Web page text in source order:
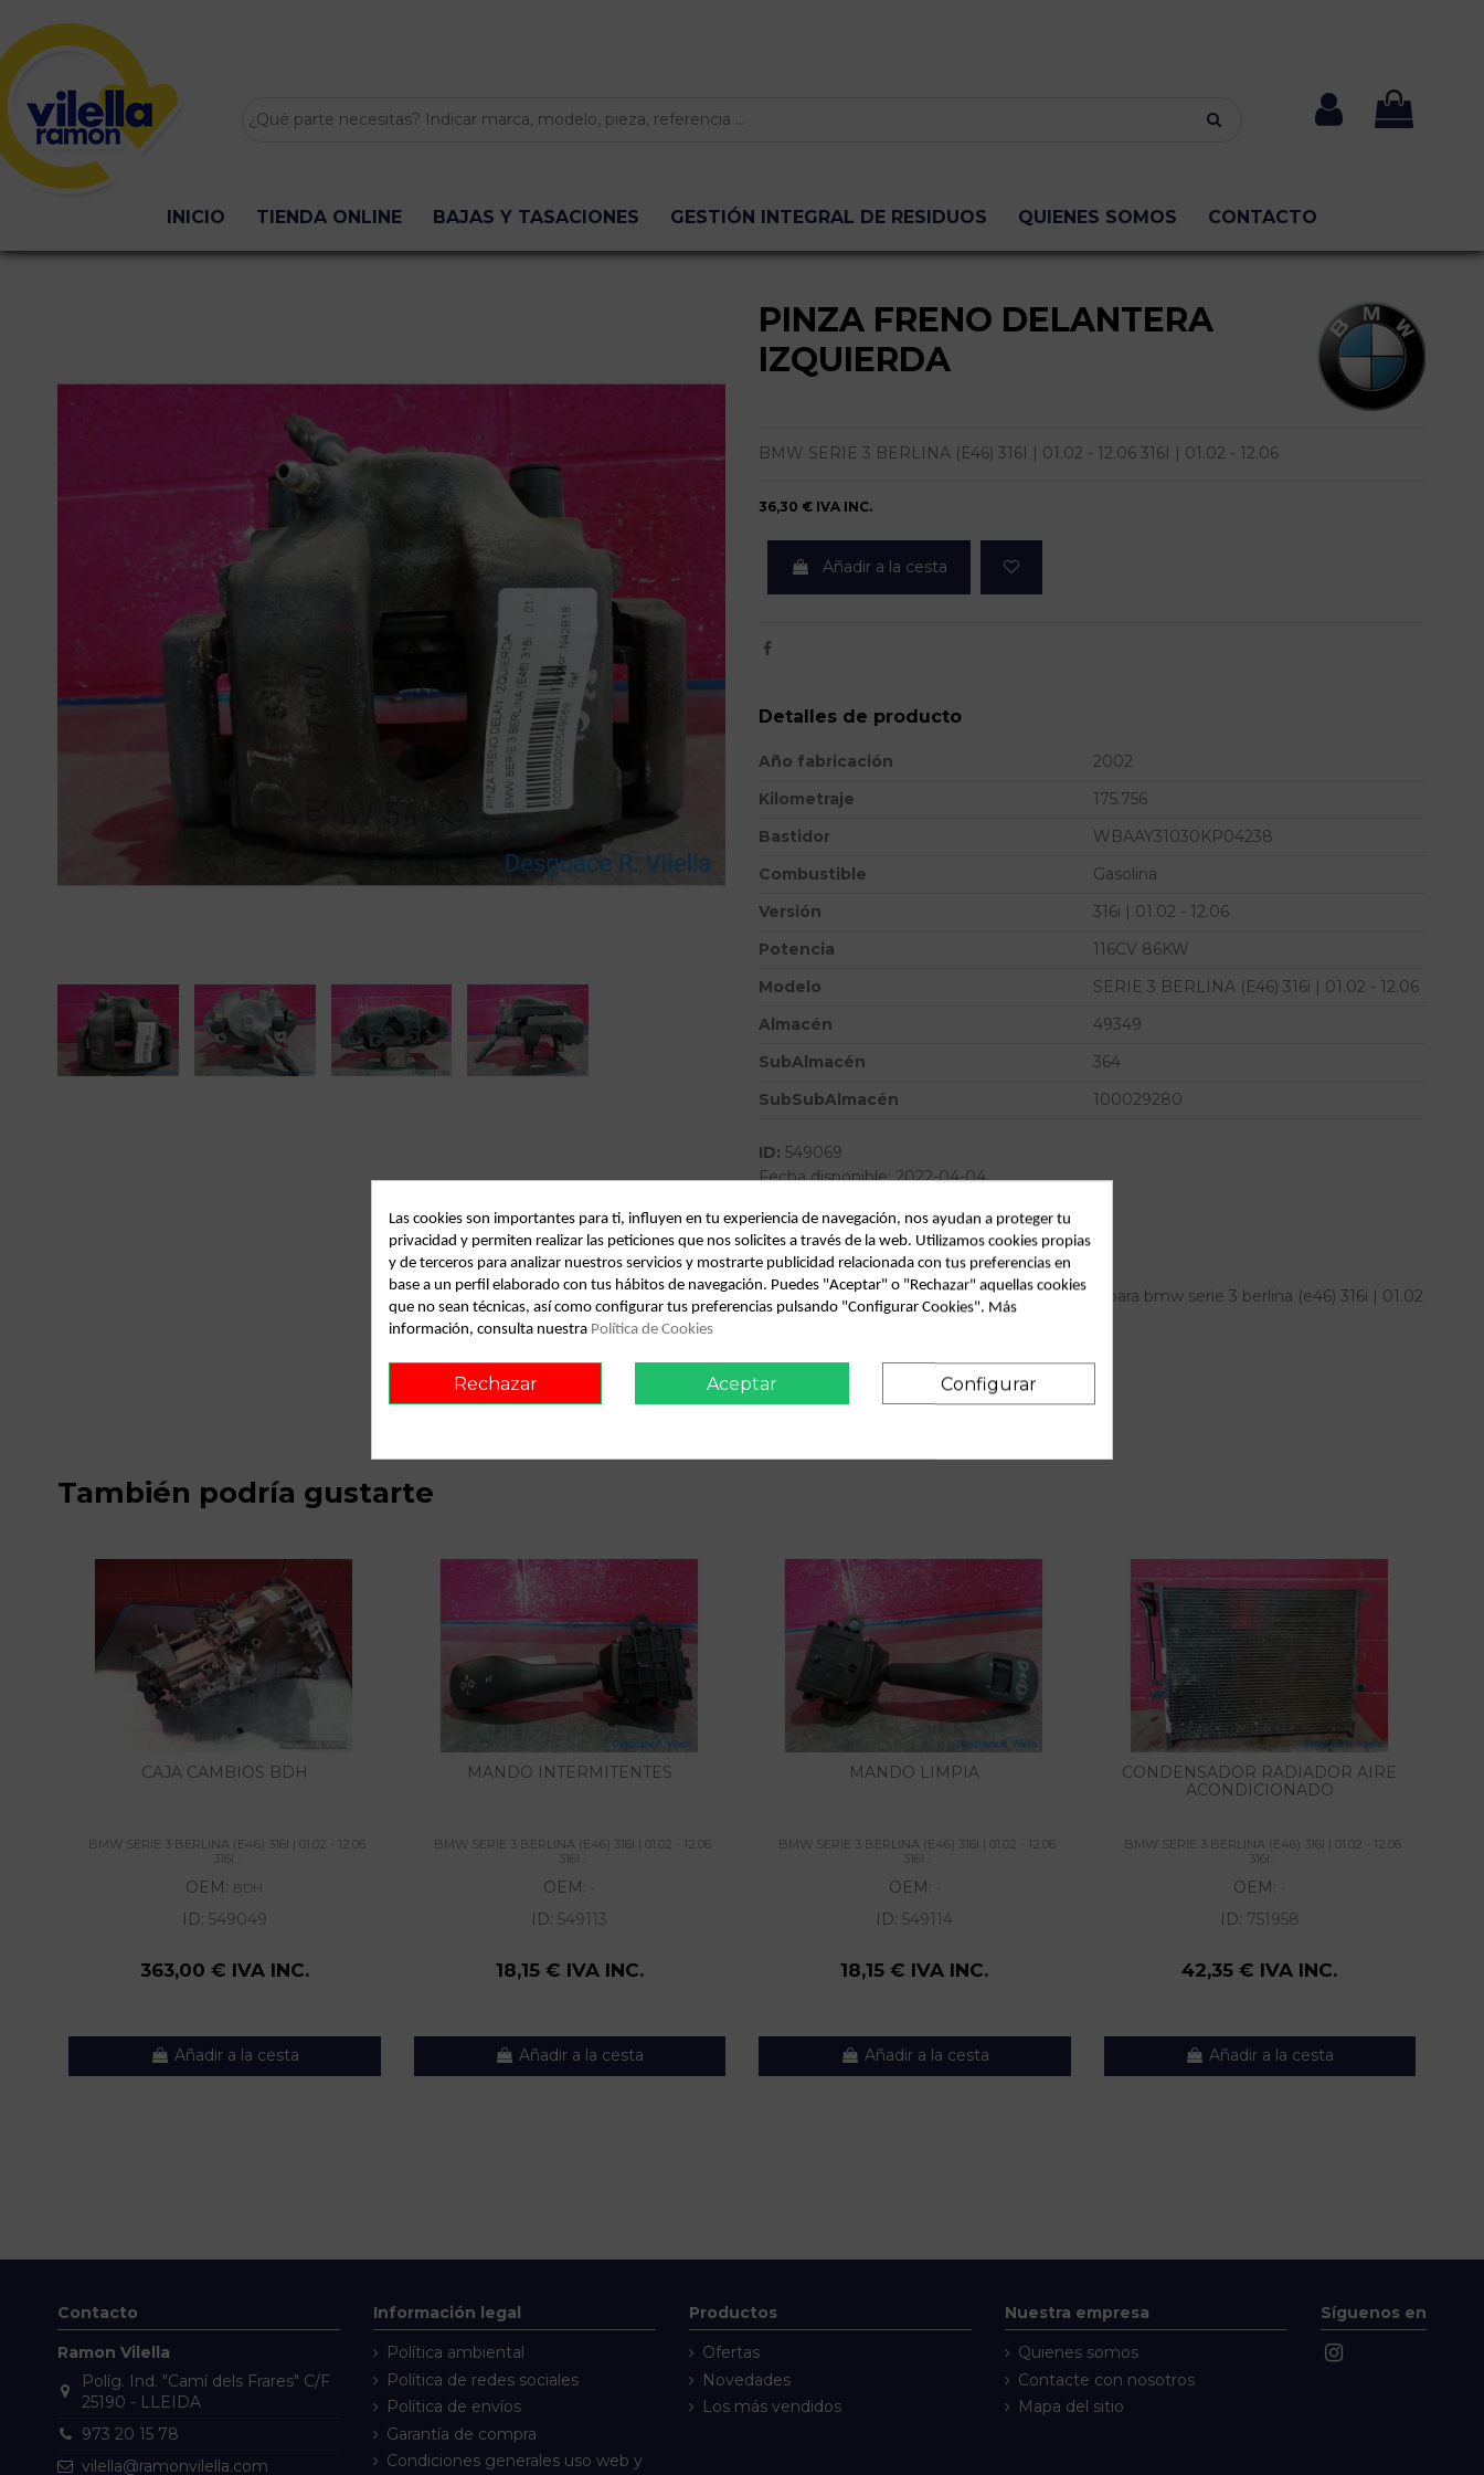
INICIO TIENDA ONLINE BAJAS Y TASACIONES GESTIÓN INTEGRAL DE RESIDUOS QUIENES SOMOS CONTACTO
PINZA FRENO DELANTERA
IZQUIERDA
BMW SERIE 3 BERLINA (E46) 316I | 01.02 - 12.06 316I | 01.02 - 12.06
36,30 € IVA INC.
Añadir a la cesta
Detalles de producto
Año fabricación
2002
Kilometraje
175.756
Bastidor
WBAAY31030KP04238
Combustible
Gasolina
Versión
316i | 01.02 - 12.06
Potencia
116CV 86KW
Modelo
SERIE 3 BERLINA (E46) 316i | 01.02 - 12.06
Almacén
49349
SubAlmacén
364
SubSubAlmacén
100029280
ID: 549069
Fecha disponible: 2022-04-04
Descripción
Recambio de pinza freno delantera izquierda para bmw serie 3 berlina (e46) 316i | 01.02
- 12.06 316i | 01.02 - 12.06 referencia OEM IAM
También podría gustarte
CAJA CAMBIOS BDH
BMW SERIE 3 BERLINA (E46) 316I | 01.02 - 12.06
316I...
OEM: BDH
ID: 549049
363,00 € IVA INC.
Añadir a la cesta
MANDO INTERMITENTES
BMW SERIE 3 BERLINA (E46) 316I | 01.02 - 12.06
316I...
OEM: -
ID:549113
18,15 € IVA INC.
Añadir a la cesta
MANDO LIMPIA
BMW SERIE 3 BERLINA (E46) 316I | 01.02 - 12.06
316I...
OEM: -
ID:549114
18,15 € IVA INC.
Añadir a la cesta
CONDENSADOR RADIADOR AIRE
ACONDICIONADO
BMW SERIE 3 BERLINA (E46) 316I | 01.02 - 12.06
316I...
OEM: -
ID: 751958
42,35 € IVA INC.
Añadir a la cesta
Contacto
Ramon Vilella
Políg. Ind. "Camí dels Frares" C/F
25190 - LLEIDA
973 20 15 78
vilella@ramonvilella.com
Información legal
Política ambiental
Política de redes sociales
Política de envíos
Garantía de compra
Condiciones generales uso web y
Productos
Ofertas
Novedades
Los más vendidos
Nuestra empresa
Quienes somos
Contacte con nosotros
Mapa del sitio
Síguenos en
Las cookies son importantes para ti, influyen en tu experiencia de navegación, nos ayudan a proteger tu
privacidad y permiten realizar las peticiones que nos solicites a través de la web. Utilizamos cookies propias
y de terceros para analizar nuestros servicios y mostrarte publicidad relacionada con tus preferencias en
base a un perfil elaborado con tus hábitos de navegación. Puedes "Aceptar" o "Rechazar" aquellas cookies
que no sean técnicas, así como configurar tus preferencias pulsando "Configurar Cookies". Más
información, consulta nuestra Política de Cookies
Rechazar Aceptar Configurar